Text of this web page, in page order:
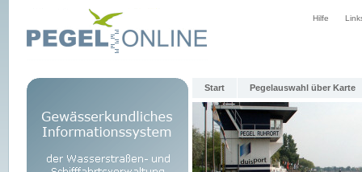
Hilfe
Start Pegelauswahl über Karte